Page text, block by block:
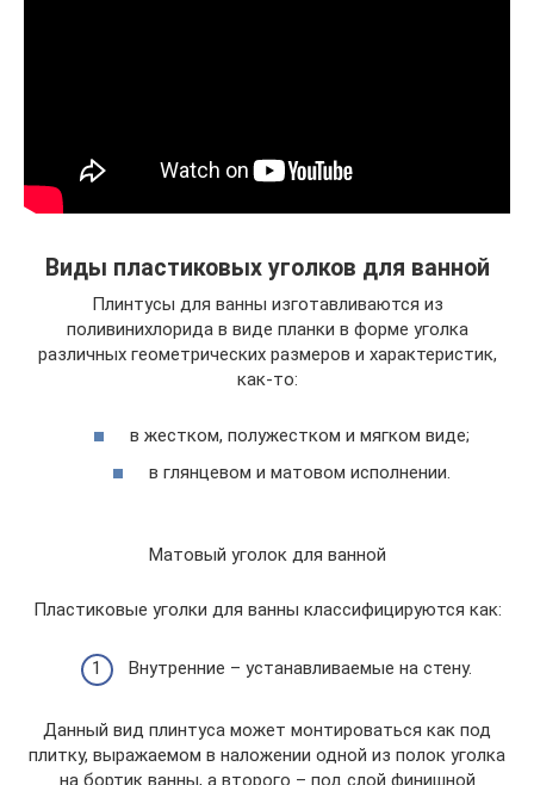
Виды пластиковых уголков для ванной
Плинтусы для ванны изготавливаются из
поливинихлорида в виде планки в форме уголка
различных геометрических размеров и характеристик,
как-то:
в жестком, полужестком и мягком виде;
в глянцевом и матовом исполнении.
Матовый уголок для ванной
Пластиковые уголки для ванны классифицируются как:
Внутренние – устанавливаемые на стену.
Данный вид плинтуса может монтироваться как под
плитку, выражаемом в наложении одной из полок уголка
на бортик ванны, а второго – под слой финишной